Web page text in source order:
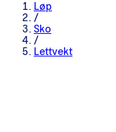
Løp
/
Sko
/
Lettvekt